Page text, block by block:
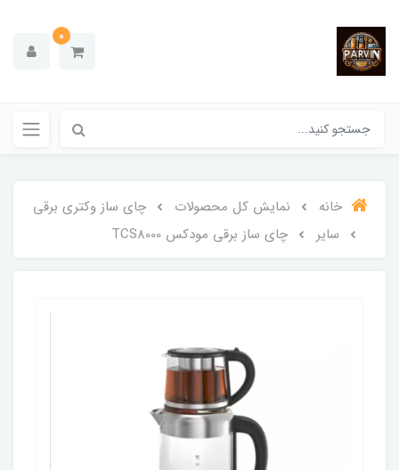
0
خانه نمایش کل محصولات
چای ساز وکتری برقی
سایر
چای ساز برقی مودکس TCS8000